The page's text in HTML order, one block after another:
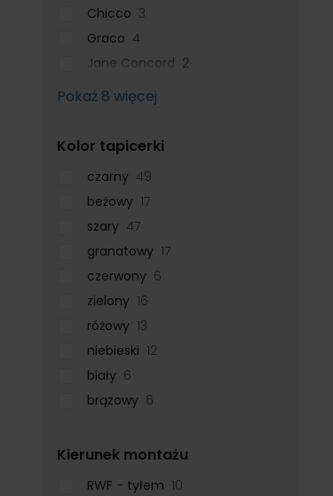
Chicco 3
Graco 4
Jane Concord 2
Pokaż 8 więcej
Kolor tapicerki
czarny 49
beżowy 17
szary 47
granatowy 17
czerwony 6
zielony 16
różowy 13
niebieski 12
biały 6
brązowy 6
Kierunek montażu
RWF - tyłem 10